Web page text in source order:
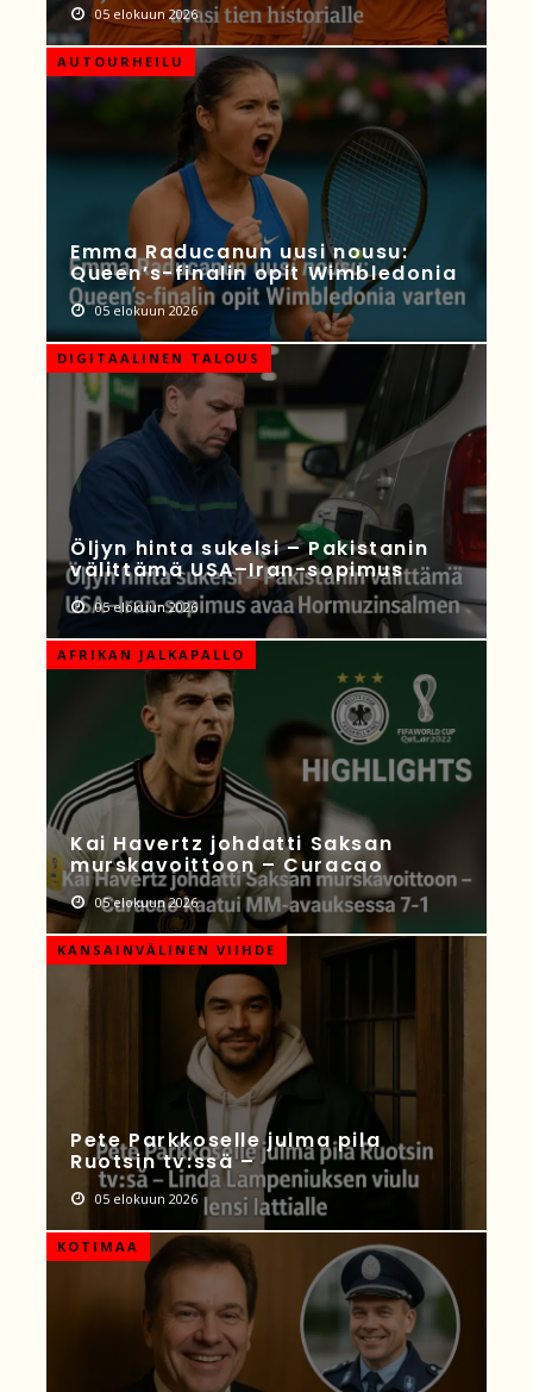
05 elokuun 2026
AUTOURHEILU
Emma Raducanun uusi nousu:
Queen’s-finalin opit Wimbledonia
05 elokuun 2026
DIGITAALINEN TALOUS
Öljyn hinta sukelsi – Pakistanin
välittämä USA–Iran-sopimus
05 elokuun 2026
AFRIKAN JALKAPALLO
Kai Havertz johdatti Saksan
murskavoittoon – Curacao
05 elokuun 2026
KANSAINVÄLINEN VIIHDE
Pete Parkkoselle julma pila
Ruotsin tv:ssä –
05 elokuun 2026
KOTIMAA